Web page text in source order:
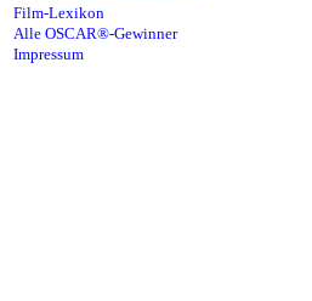
Film-Lexikon
Alle OSCAR®-Gewinner
Impressum